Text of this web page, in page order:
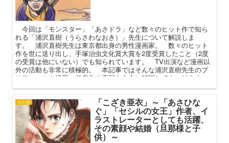
今回は「モンスター」「あさドラ」など数々のヒット作で知ら
れる「浦沢直樹（うらさわなおき）」先生について解説しま
す。 浦沢直樹先生は東京都出身の男性漫画家。 数々のヒット
作を世に送り出し、手塚治虫文化賞大賞を2度受賞したこと（2度
の受賞は他にいない）でも知られています。 TV出演など漫画以
外の活動も非常に積極的。 本記事ではそんな浦沢直樹先生のプ
ロフィールや経歴、代表作や素顔を中心に解説してまいります。
その他 「こざき亜衣」～「あさひな
ぐ」「セシルの女王」作者、イ
ラストレーターとしても活躍、
その素顔や結婚（旦那様と子
供）～